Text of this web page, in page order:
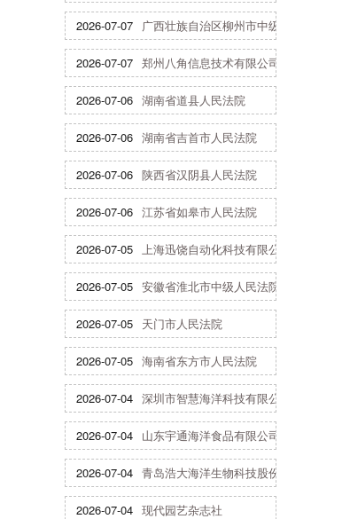
2026-07-07 广西壮族自治区柳州市中级人民法院
2026-07-07 郑州八角信息技术有限公司
2026-07-06 湖南省道县人民法院
2026-07-06 湖南省吉首市人民法院
2026-07-06 陕西省汉阴县人民法院
2026-07-06 江苏省如皋市人民法院
2026-07-05 上海迅饶自动化科技有限公司
2026-07-05 安徽省淮北市中级人民法院
2026-07-05 天门市人民法院
2026-07-05 海南省东方市人民法院
2026-07-04 深圳市智慧海洋科技有限公司
2026-07-04 山东宇通海洋食品有限公司
2026-07-04 青岛浩大海洋生物科技股份有限公司
2026-07-04 现代园艺杂志社